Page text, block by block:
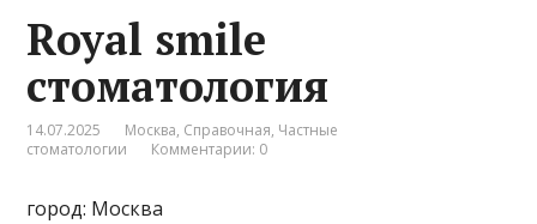
Royal smile
стоматология
14.07.2025 Москва, Справочная, Частные
стоматологии
Комментарии: 0
город: Москва